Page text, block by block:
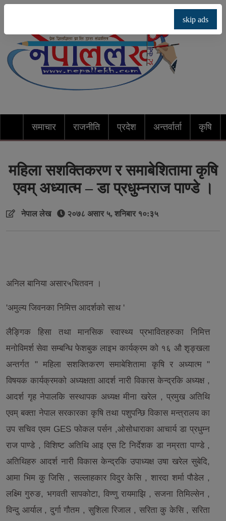
समाचार राजनीति प्रदेश अन्तर्वार्ता कृषि
skip ads
महिला सशक्तिकरण र समाबेशितामा कृषि
एवम् अध्यात्म – डा प्रधुम्नराज पाण्डे ।
नेपाल लेख २०७८ असार ५, शनिबार १०:३५
अनिल बानिया असार५चितवन ।
'अमुल्य जिवनका निमित्त आदर्शको साथ '
लैङ्गिक हिसा तथा मानसिक स्वास्थ्य प्रभावितहरुका निमित्त
मनोविमर्श सेवा सम्बन्धि फेशबुक लाइभ कार्यक्रम को १६ औ शृङ्खला
अन्तर्गत " महिला सशक्तिकरण समाबेशितामा कृषि र अध्यात्म "
विषयक कार्यक्रमको अध्यक्षता आदर्श नारी विकास केन्द्रकि अध्यक्ष ,
आदर्श गृह नेपालकि सस्थापक अध्यक्ष मीना खरेल , प्रमुख अतिथि
एवम् बक्ता नेपाल सरकारका कृषि तथा पशुपन्छि विकास मन्त्रालय का
उप सचिव एवम GES फोकल पर्सन ,ओसोधाराका आचार्य डा प्रधुम्न
राज पाण्डे , विशिष्ट अतिथि आइ एस टि निर्देशक डा नम्रता पाण्डे ,
अतिथिहरु आदर्श नारी विकास केन्द्रकि उपाध्यक्ष उषा खरेल सुबेदि,
आमा भिम कु जिसि , सल्लाहकार विदुर केसि , शारदा शर्मा पौडेल ,
लक्ष्मि गुरुङ, भगवती सापकोटा, विण्णु रायमाझि , सजना तिमिल्सेन ,
विन्दु आर्याल , दुर्गा गौतम , सुशिला रिजाल , सरिता कु केसि , सरिता